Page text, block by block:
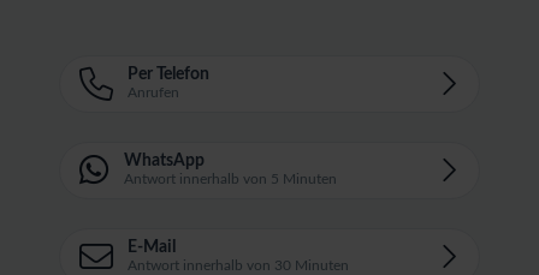
Per Telefon
Anrufen
WhatsApp
Antwort innerhalb von 5 Minuten
E-Mail
Antwort innerhalb von 30 Minuten